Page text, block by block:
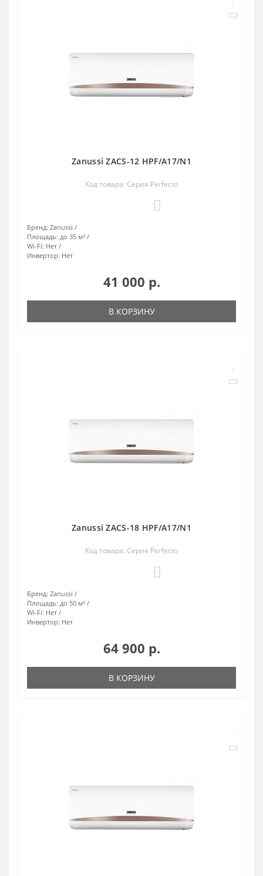
Zanussi ZACS-12 HPF/A17/N1
Код товара: Серия Perfecto
Бренд: Zanussi
Площадь: до 35 м²
Wi-Fi: Нет
Инвертор: Нет
41 000 р.
В КОРЗИНУ
Zanussi ZACS-18 HPF/A17/N1
Код товара: Серия Perfecto
Бренд: Zanussi
Площадь: до 50 м²
Wi-Fi: Нет
Инвертор: Нет
64 900 р.
В КОРЗИНУ